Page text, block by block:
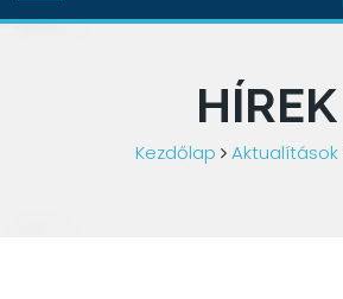
HÍREK
Kezdőlap Aktualítások